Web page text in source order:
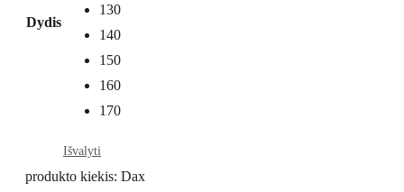
Dydis
130
140
150
160
170
Išvalyti
produkto kiekis: Dax